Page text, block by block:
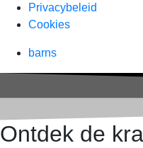
Privacybeleid
Cookies
barns
Ontdek de